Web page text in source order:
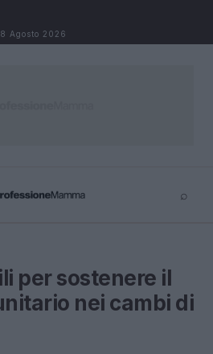
8 Agosto 2026
⌕
per sostenere il
nei cambi di